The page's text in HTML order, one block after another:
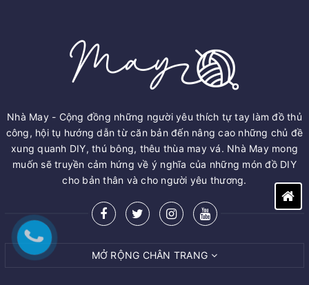
Nhà May - Cộng đồng những người yêu thích tự tay làm đồ thủ
công, hội tụ hướng dẫn từ căn bản đến nâng cao những chủ đề
xung quanh DIY, thú bông, thêu thùa may vá. Nhà May mong
muốn sẽ truyền cảm hứng về ý nghĩa của những món đồ DIY
cho bản thân và cho người yêu thương.
MỞ RỘNG CHÂN TRANG